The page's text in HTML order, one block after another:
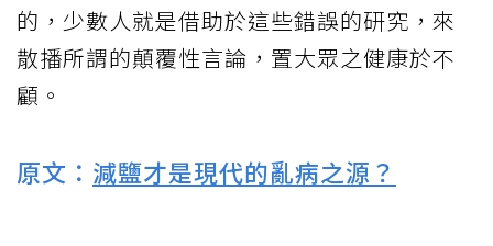
的，少數人就是借助於這些錯誤的研究，來
散播所謂的顛覆性言論，置大眾之健康於不
顧。
原文： 減鹽才是現代的亂病之源？